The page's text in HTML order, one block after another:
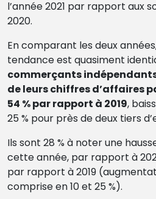
l’année 2021 par rapport aux
2020.
En comparant les deux
tendance est quasiment
commerçants
de leurs chiffres d’affaires
54 % par rapport à 2019,
25 % pour près de deux tiers
Ils sont 28 % à noter une
cette année, par rapport à
par rapport à 2019
comprise en 10 et 25 %).